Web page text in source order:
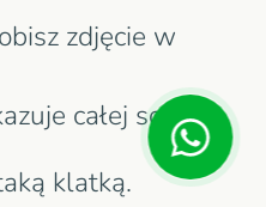
zdjęcie w
całej sceny.
klatką.